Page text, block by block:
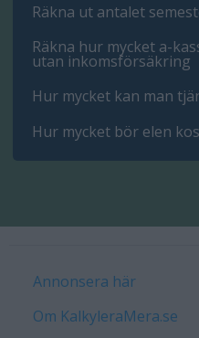
Räkna ut antalet
Räkna hur mycket a-
utan inkomsförsäkring
Hur mycket kan man
Hur mycket bör elen
Annonsera här
Om KalkyleraMera.se